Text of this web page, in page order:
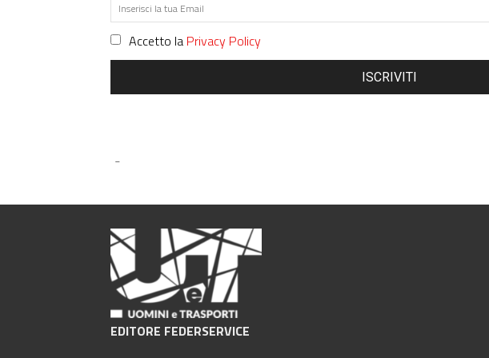
Accetto la Privacy Policy
ISCRIVITI
-
EDITORE FEDERSERVICE